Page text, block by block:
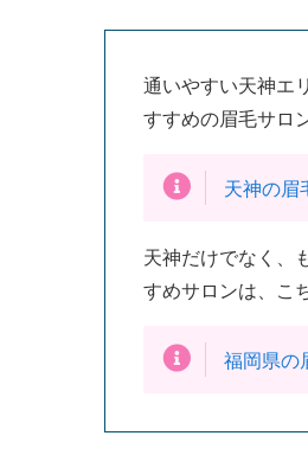
通いやすい天神エ
すすめの眉毛サロ
天神の眉
天神だけでなく、
すめサロンは、こ
福岡県の